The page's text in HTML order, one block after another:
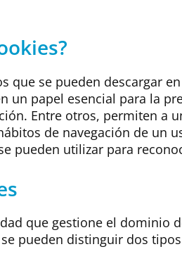
que se pueden descargar
un papel esencial para la
Entre otros, permiten a
de navegación de un
pueden utilizar para
que gestione el dominio
pueden distinguir dos